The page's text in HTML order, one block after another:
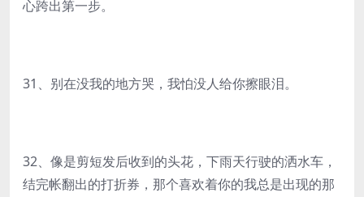
心跨出第一步。
31、别在没我的地方哭，我怕没人给你擦眼泪。
32、像是剪短发后收到的头花，下雨天行驶的洒水车，
结完帐翻出的打折券，那个喜欢着你的我总是出现的那